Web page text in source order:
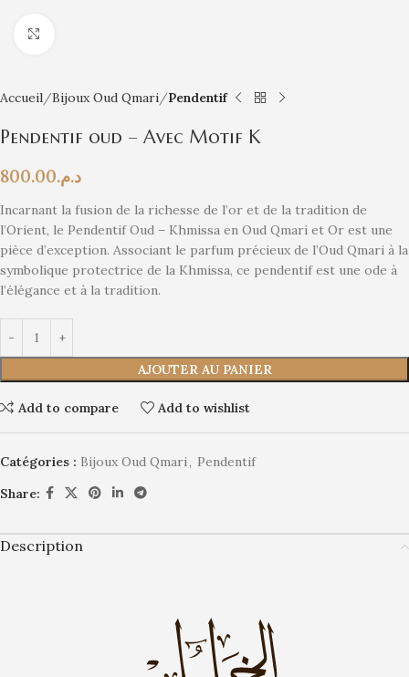
Accueil Bijoux Oud Qmari Pendentif
Pendentif oud – Avec Motif K
د.م.800.00
Incarnant la fusion de la richesse de l’or et de la tradition de
l’Orient, le Pendentif Oud – Khmissa en Oud Qmari et Or est une
pièce d’exception. Associant le parfum précieux de l’Oud Qmari à la
symbolique protectrice de la Khmissa, ce pendentif est une ode à
l’élégance et à la tradition.
AJOUTER AU PANIER
Add to compare Add to wishlist
Catégories : Bijoux Oud Qmari, Pendentif
Share:
Description